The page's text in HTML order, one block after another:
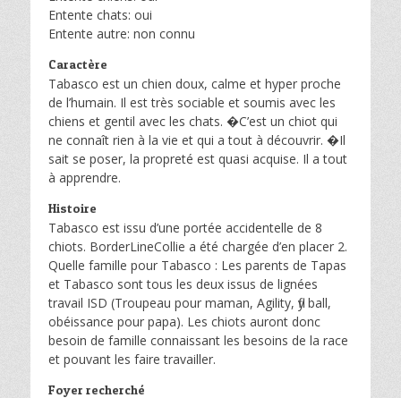
Entente chats: oui
Entente autre: non connu
Caractère
Tabasco est un chien doux, calme et hyper proche
de l’humain. Il est très sociable et soumis avec les
chiens et gentil avec les chats. �C’est un chiot qui
ne connaît rien à la vie et qui a tout à découvrir. �Il
sait se poser, la propreté est quasi acquise. Il a tout
à apprendre.
Histoire
Tabasco est issu d’une portée accidentelle de 8
chiots. BorderLineCollie a été chargée d’en placer 2.
Quelle famille pour Tabasco : Les parents de Tapas
et Tabasco sont tous les deux issus de lignées
travail ISD (Troupeau pour maman, Agility, fly ball,
obéissance pour papa). Les chiots auront donc
besoin de famille connaissant les besoins de la race
et pouvant les faire travailler.
Foyer recherché